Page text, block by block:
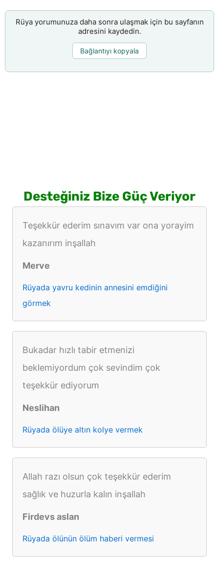
Rüya yorumunuza daha sonra ulaşmak için bu sayfanın
adresini kaydedin.
Bağlantıyı kopyala
Desteğiniz Bize Güç Veriyor
Teşekkür ederim sınavım var ona yorayim
kazanırım inşallah
Merve
Rüyada yavru kedinin annesini emdiğini
görmek
Bukadar hızlı tabir etmenizi
beklemiyordum çok sevindim çok
teşekkür ediyorum
Neslihan
Rüyada ölüye altın kolye vermek
Allah razı olsun çok teşekkür ederim
sağlık ve huzurla kalın inşallah
Firdevs aslan
Rüyada ölünün ölüm haberi vermesi